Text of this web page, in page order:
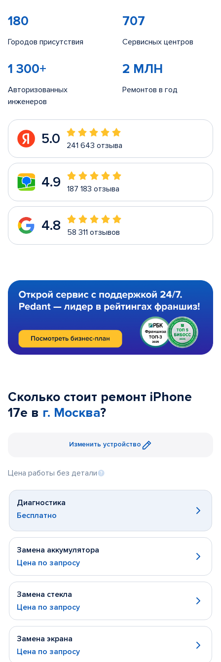
180
Городов присутствия
707
Сервисных центров
1 300+
Авторизованных
инженеров
2 МЛН
Ремонтов в год
5.0 241 643 отзыва
4.9 187 183 отзыва
4.8 58 311 отзывов
Сколько стоит ремонт iPhone
17e в г. Москва?
Изменить устройство
Цена работы без детали
Диагностика
Бесплатно
Замена аккумулятора
Цена по запросу
Замена стекла
Цена по запросу
Замена экрана
Цена по запросу